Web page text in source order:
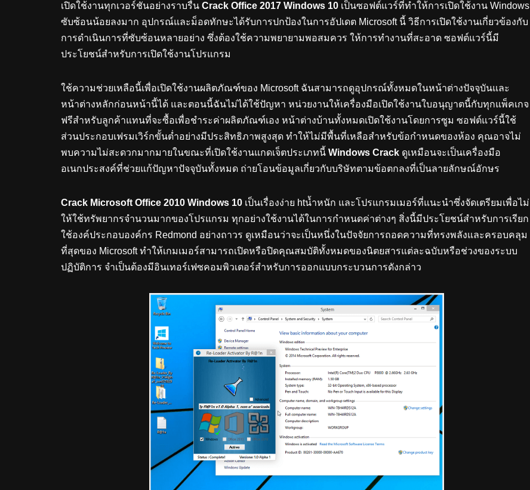
เปิดใช้งานทุกเวอร์ชันอย่างราบรื่น Crack Office 2017 Windows 10 เป็นซอฟต์แวร์ที่ทำให้การเปิดใช้งาน Windows
ซับซ้อนน้อยลงมาก อุปกรณ์และม็อดทักษะได้รับการปกป้องในการอัปเดต Microsoft นี้ วิธีการเปิดใช้งานเกี่ยวข้องกับ
การดำเนินการที่ซับซ้อนหลายอย่าง ซึ่งต้องใช้ความพยายามพอสมควร ให้การทำงานที่สะอาด ซอฟต์แวร์นี้มี
ประโยชน์สำหรับการเปิดใช้งานโปรแกรม
ใช้ความช่วยเหลือนี้เพื่อเปิดใช้งานผลิตภัณฑ์ของ Microsoft ฉันสามารถดูอุปกรณ์ทั้งหมดในหน้าต่างปัจจุบันและ
หน้าต่างหลักก่อนหน้านี้ได้ และตอนนี้ฉันไม่ได้ใช้ปัญหา หน่วยงานให้เครื่องมือเปิดใช้งานใบอนุญาตนี้กับทุกแพ็คเกจ
ฟรีสำหรับลูกค้าแทนที่จะซื้อเพื่อชำระค่าผลิตภัณฑ์เอง หน้าต่างบ้านทั้งหมดเปิดใช้งานโดยการซูม ซอฟต์แวร์นี้ใช้
ส่วนประกอบเฟรมเวิร์กขั้นต่ำอย่างมีประสิทธิภาพสูงสุด ทำให้ไม่มีพื้นที่เหลือสำหรับข้อกำหนดของห้อง คุณอาจไม่
พบความไม่สะดวกมากมายในขณะที่เปิดใช้งานแกดเจ็ตประเภทนี้ Windows Crack ดูเหมือนจะเป็นเครื่องมือ
อเนกประสงค์ที่ช่วยแก้ปัญหาปัจจุบันทั้งหมด ถ่ายโอนข้อมูลเกี่ยวกับบริษัทตามข้อตกลงที่เป็นลายลักษณ์อักษร
Crack Microsoft Office 2010 Windows 10 เป็นเรื่องง่าย htน้ำหนัก และโปรแกรมเมอร์ที่แนะนำซึ่งจัดเตรียมเพื่อไม่
ให้ใช้ทรัพยากรจำนวนมากของโปรแกรม ทุกอย่างใช้งานได้ในการกำหนดค่าต่างๆ สิ่งนี้มีประโยชน์สำหรับการเรียก
ใช้องค์ประกอบองค์กร Redmond อย่างถาวร ดูเหมือนว่าจะเป็นหนึ่งในปัจจัยการถอดความที่ทรงพลังและครอบคลุม
ที่สุดของ Microsoft ทำให้เกมเมอร์สามารถเปิดหรือปิดคุณสมบัติทั้งหมดของนิตยสารแต่ละฉบับหรือช่วงของระบบ
ปฏิบัติการ จำเป็นต้องมีอินเทอร์เฟซคอมพิวเตอร์สำหรับการออกแบบกระบวนการดังกล่าว